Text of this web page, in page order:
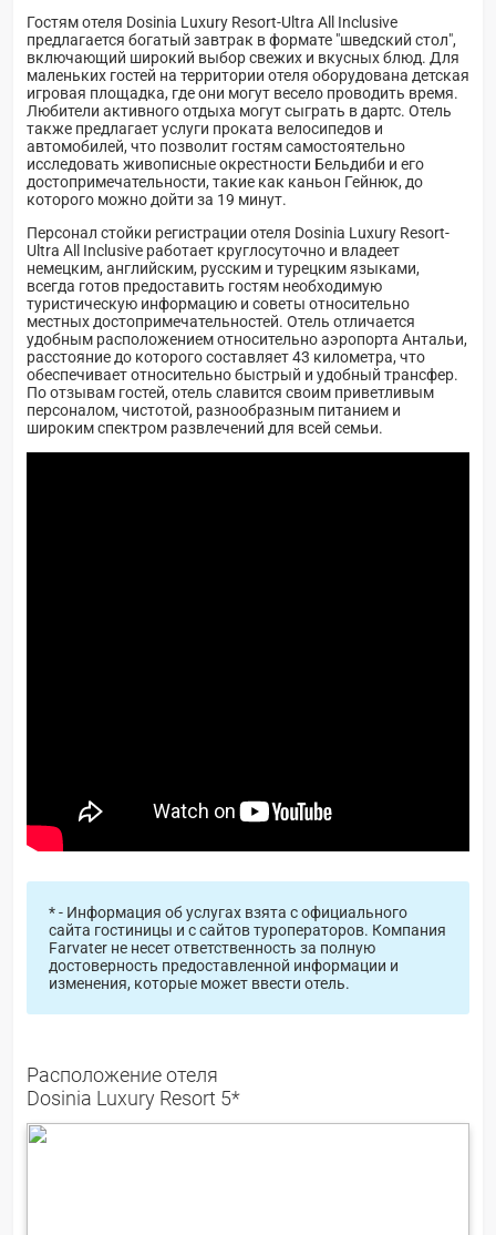
Гостям отеля Dosinia Luxury Resort-Ultra All Inclusive
предлагается богатый завтрак в формате "шведский стол",
включающий широкий выбор свежих и вкусных блюд. Для
маленьких гостей на территории отеля оборудована детская
игровая площадка, где они могут весело проводить время.
Любители активного отдыха могут сыграть в дартс. Отель
также предлагает услуги проката велосипедов и
автомобилей, что позволит гостям самостоятельно
исследовать живописные окрестности Бельдиби и его
достопримечательности, такие как каньон Гейнюк, до
которого можно дойти за 19 минут.
Персонал стойки регистрации отеля Dosinia Luxury Resort-
Ultra All Inclusive работает круглосуточно и владеет
немецким, английским, русским и турецким языками,
всегда готов предоставить гостям необходимую
туристическую информацию и советы относительно
местных достопримечательностей. Отель отличается
удобным расположением относительно аэропорта Антальи,
расстояние до которого составляет 43 километра, что
обеспечивает относительно быстрый и удобный трансфер.
По отзывам гостей, отель славится своим приветливым
персоналом, чистотой, разнообразным питанием и
широким спектром развлечений для всей семьи.
* - Информация об услугах взята с официального
сайта гостиницы и с сайтов туроператоров. Компания
Farvater не несет ответственность за полную
достоверность предоставленной информации и
изменения, которые может ввести отель.
Расположение отеля
Dosinia Luxury Resort 5*